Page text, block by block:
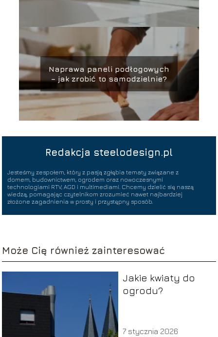
Naprawa paneli podłogowych
– jak zrobić to samodzielnie?
Redakcja steelodesign.pl
Jesteśmy zespołem, który z pasją zgłębia tematy związane z
domem, budownictwem, ogrodem oraz nowoczesnymi
technologiami RTV, AGD i multimediami. Chcemy dzielić się naszą
wiedzą, pomagając czytelnikom zrozumieć nawet najbardziej
złożone zagadnienia w prosty i przystępny sposób.
Może Cię również zainteresować
Jakie kwiaty do
ogrodu?
7 stycznia 2026